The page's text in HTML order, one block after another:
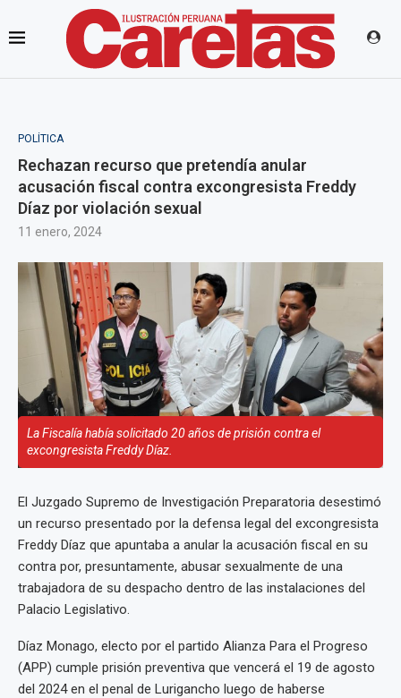
POLÍTICA
Rechazan recurso que pretendía anular
acusación fiscal contra excongresista Freddy
Díaz por violación sexual
11 enero, 2024
La Fiscalía había solicitado 20 años de prisión contra el
excongresista Freddy Díaz.
El Juzgado Supremo de Investigación Preparatoria desestimó
un recurso presentado por la defensa legal del excongresista
Freddy Díaz que apuntaba a anular la acusación fiscal en su
contra por, presuntamente, abusar sexualmente de una
trabajadora de su despacho dentro de las instalaciones del
Palacio Legislativo.
Díaz Monago, electo por el partido Alianza Para el Progreso
(APP) cumple prisión preventiva que vencerá el 19 de agosto
del 2024 en el penal de Lurigancho luego de haberse